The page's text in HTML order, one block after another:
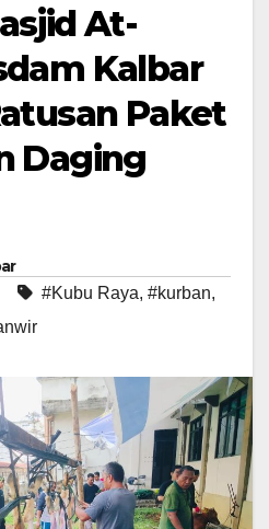
At-
Kalbar
Paket
Daging
#Kubu Raya, #kurban,